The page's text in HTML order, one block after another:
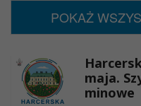
POKAŻ
maja.
minowe